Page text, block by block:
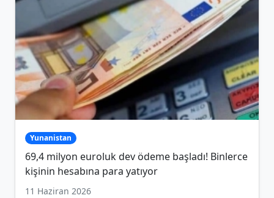
Yunanistan
69,4 milyon euroluk dev ödeme başladı! Binlerce
kişinin hesabına para yatıyor
11 Haziran 2026